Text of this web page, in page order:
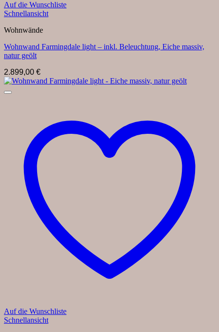
Auf die Wunschliste
Schnellansicht
Wohnwände
Wohnwand Farmingdale light – inkl. Beleuchtung, Eiche massiv,
natur geölt
2.899,00 €
Auf die Wunschliste
Schnellansicht